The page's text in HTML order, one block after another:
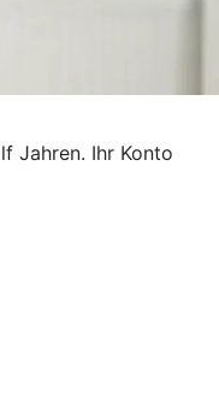
Jahren. Ihr Konto